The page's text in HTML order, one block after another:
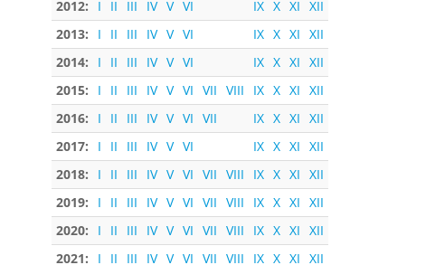
2012:
I II III IV V VI IX X XI XII
2013:
I II III IV V VI IX X XI XII
2014:
I II III IV V VI IX X XI XII
2015:
I II III IV V VI VII VIII IX X XI XII
2016:
I II III IV V VI VII IX X XI XII
2017:
I II III IV V VI IX X XI XII
2018:
I II III IV V VI VII VIII IX X XI XII
2019:
I II III IV V VI VII VIII IX X XI XII
2020:
I II III IV V VI VII VIII IX X XI XII
2021:
I II III IV V VI VII VIII IX X XI XII